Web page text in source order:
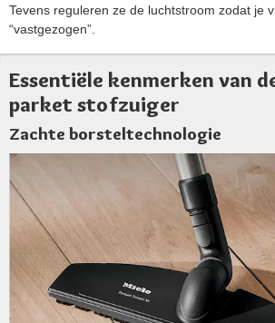
Tevens reguleren ze de luchtstroom zodat je
“vastgezogen”.
Essentiële kenmerken van
parket stofzuiger
Zachte borsteltechnologie